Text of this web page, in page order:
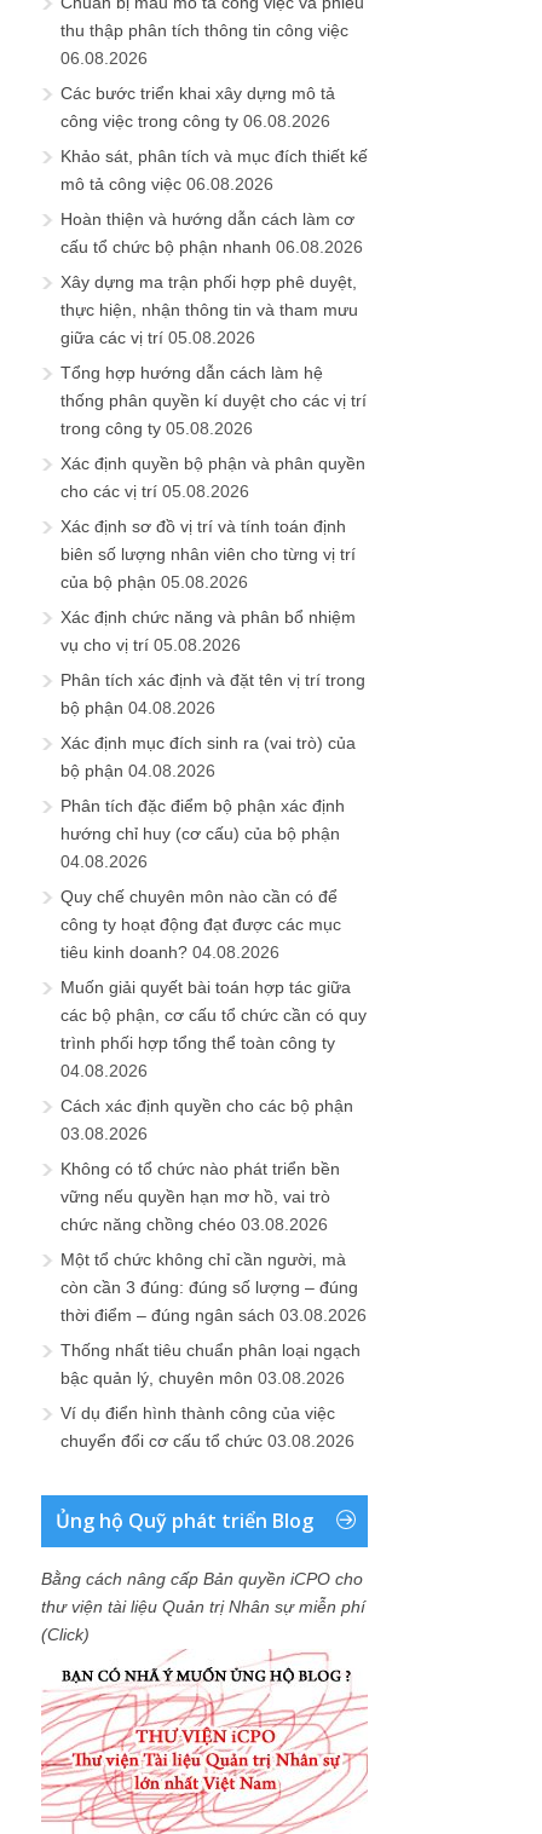
thu thập phân tích thông tin công việc
06.08.2026
Các bước triển khai xây dựng mô tả
công việc trong công ty 06.08.2026
Khảo sát, phân tích và mục đích thiết kế
mô tả công việc 06.08.2026
Hoàn thiện và hướng dẫn cách làm cơ
cấu tổ chức bộ phận nhanh 06.08.2026
Xây dựng ma trận phối hợp phê duyệt,
thực hiện, nhận thông tin và tham mưu
giữa các vị trí 05.08.2026
Tổng hợp hướng dẫn cách làm hệ
thống phân quyền kí duyệt cho các vị trí
trong công ty 05.08.2026
Xác định quyền bộ phận và phân quyền
cho các vị trí 05.08.2026
Xác định sơ đồ vị trí và tính toán định
biên số lượng nhân viên cho từng vị trí
của bộ phận 05.08.2026
Xác định chức năng và phân bổ nhiệm
vụ cho vị trí 05.08.2026
Phân tích xác định và đặt tên vị trí trong
bộ phận 04.08.2026
Xác định mục đích sinh ra (vai trò) của
bộ phận 04.08.2026
Phân tích đặc điểm bộ phận xác định
hướng chỉ huy (cơ cấu) của bộ phận
04.08.2026
Quy chế chuyên môn nào cần có để
công ty hoạt động đạt được các mục
tiêu kinh doanh? 04.08.2026
Muốn giải quyết bài toán hợp tác giữa
các bộ phận, cơ cấu tổ chức cần có quy
trình phối hợp tổng thể toàn công ty
04.08.2026
Cách xác định quyền cho các bộ phận
03.08.2026
Không có tổ chức nào phát triển bền
vững nếu quyền hạn mơ hồ, vai trò
chức năng chồng chéo 03.08.2026
Một tổ chức không chỉ cần người, mà
còn cần 3 đúng: đúng số lượng – đúng
thời điểm – đúng ngân sách 03.08.2026
Thống nhất tiêu chuẩn phân loại ngạch
bậc quản lý, chuyên môn 03.08.2026
Ví dụ điển hình thành công của việc
chuyển đổi cơ cấu tổ chức 03.08.2026
Ủng hộ Quỹ phát triển Blog
Bằng cách nâng cấp Bản quyền iCPO cho
thư viện tài liệu Quản trị Nhân sự miễn phí
(Click)